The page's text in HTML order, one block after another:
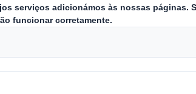
Somos reconhecidos como
fornecimento de embalagens Heavy
resistência ao peso impossível de
As nossas soluções de embalagens